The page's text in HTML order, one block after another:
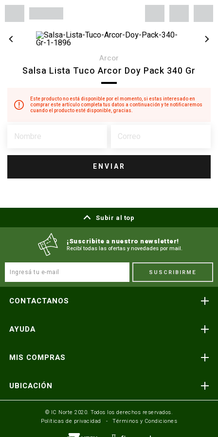
arcor
Salsa Lista Tuco Arcor Doy Pack 340 Gr
Este producto no está disponible por el momento, si estas interesado en
comprar este artículo completa tus datos a continuación y te notificaremos
cuando el producto esté disponible, gracias.
ENVIAR
Subir al top
¡Suscribite a nuestro newsletter!
Recibí todas las ofertas y novedades por mail.
SUSCRIBIRME
CONTACTANOS
Atención telefónica
Consultas y reclamos
Seguinos en:
AYUDA
Preguntas frecuentes
Términos y condiciones
Formulario de contacto
Mundo IC Norte
MIS COMPRAS
Envíos y entregas
UBICACIÓN
Av. Busch y 3er Anillo Santa Cruz, Bolivia
Av. America esq. Av. Pando Cochabamba, Bolivia
© IC Norte 2020. Todos los derechos reservados.
Políticas de privacidad
Términos y Condiciones